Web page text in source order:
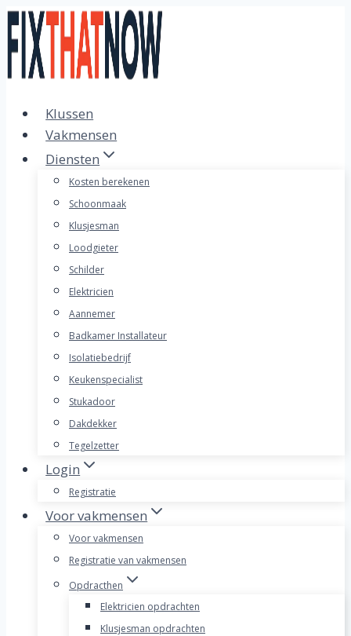
Doorgaan
naar
inhoud
Klussen
Vakmensen
Diensten
Kosten berekenen
Schoonmaak
Klusjesman
Loodgieter
Schilder
Elektricien
Aannemer
Badkamer Installateur
Isolatiebedrijf
Keukenspecialist
Stukadoor
Dakdekker
Tegelzetter
Login
Registratie
Voor vakmensen
Voor vakmensen
Registratie van vakmensen
Opdracthen
Elektricien opdrachten
Klusjesman opdrachten